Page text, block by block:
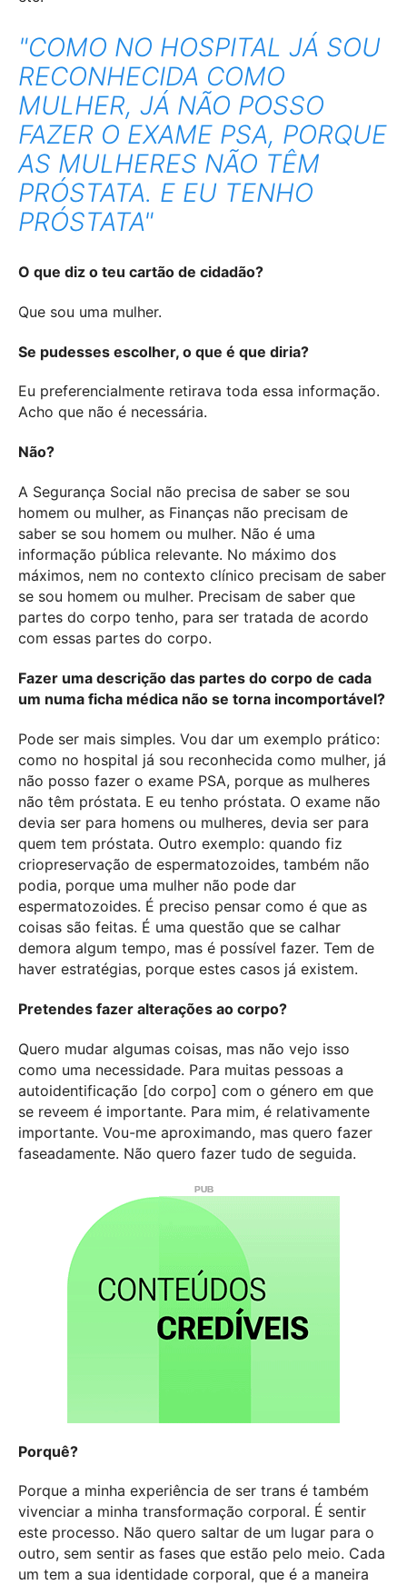
"COMO NO HOSPITAL JÁ SOU
RECONHECIDA COMO
MULHER, JÁ NÃO POSSO
FAZER O EXAME PSA, PORQUE
AS MULHERES NÃO TÊM
PRÓSTATA. E EU TENHO
PRÓSTATA"
O que diz o teu cartão de cidadão?
Que sou uma mulher.
Se pudesses escolher, o que é que diria?
Eu preferencialmente retirava toda essa informação.
Acho que não é necessária.
Não?
A Segurança Social não precisa de saber se sou
homem ou mulher, as Finanças não precisam de
saber se sou homem ou mulher. Não é uma
informação pública relevante. No máximo dos
máximos, nem no contexto clínico precisam de saber
se sou homem ou mulher. Precisam de saber que
partes do corpo tenho, para ser tratada de acordo
com essas partes do corpo.
Fazer uma descrição das partes do corpo de cada
um numa ficha médica não se torna incomportável?
Pode ser mais simples. Vou dar um exemplo prático:
como no hospital já sou reconhecida como mulher, já
não posso fazer o exame PSA, porque as mulheres
não têm próstata. E eu tenho próstata. O exame não
devia ser para homens ou mulheres, devia ser para
quem tem próstata. Outro exemplo: quando fiz
criopreservação de espermatozoides, também não
podia, porque uma mulher não pode dar
espermatozoides. É preciso pensar como é que as
coisas são feitas. É uma questão que se calhar
demora algum tempo, mas é possível fazer. Tem de
haver estratégias, porque estes casos já existem.
Pretendes fazer alterações ao corpo?
Quero mudar algumas coisas, mas não vejo isso
como uma necessidade. Para muitas pessoas a
autoidentificação [do corpo] com o género em que
se reveem é importante. Para mim, é relativamente
importante. Vou-me aproximando, mas quero fazer
faseadamente. Não quero fazer tudo de seguida.
Porquê?
Porque a minha experiência de ser trans é também
vivenciar a minha transformação corporal. É sentir
este processo. Não quero saltar de um lugar para o
outro, sem sentir as fases que estão pelo meio. Cada
um tem a sua identidade corporal, que é a maneira